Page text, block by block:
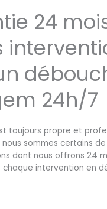
24
24h/7
toujours propre et
nous sommes certains
dont nous offrons 24
intervention en